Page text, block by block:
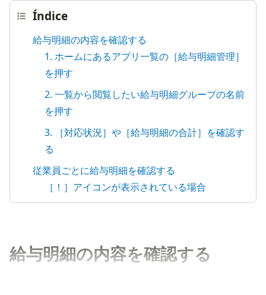
Índice
給与明細の内容を確認する
1. ホームにあるアプリ一覧の［給与明細管理］
を押す
2. 一覧から閲覧したい給与明細グループの名前
を押す
3. ［対応状況］や［給与明細の合計］を確認す
る
従業員ごとに給与明細を確認する
［！］アイコンが表示されている場合
給与明細の内容を確認する